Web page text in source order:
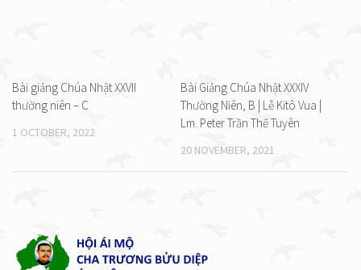
Bài giảng Chúa Nhật XXVII
thường niên – C
1 OCTOBER, 2022
Bài Giảng Chúa Nhật XXXIV
Thường Niên, B | Lễ Kitô Vua |
Lm. Peter Trần Thế Tuyên
20 NOVEMBER, 2021